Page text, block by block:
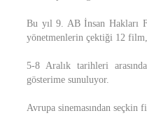
Bu yıl 9. AB İnsan Hakları
yönetmenlerin çektiği 12 film,
5-8 Aralık tarihleri
gösterime sunuluyor.
Avrupa sinemasından seçkin